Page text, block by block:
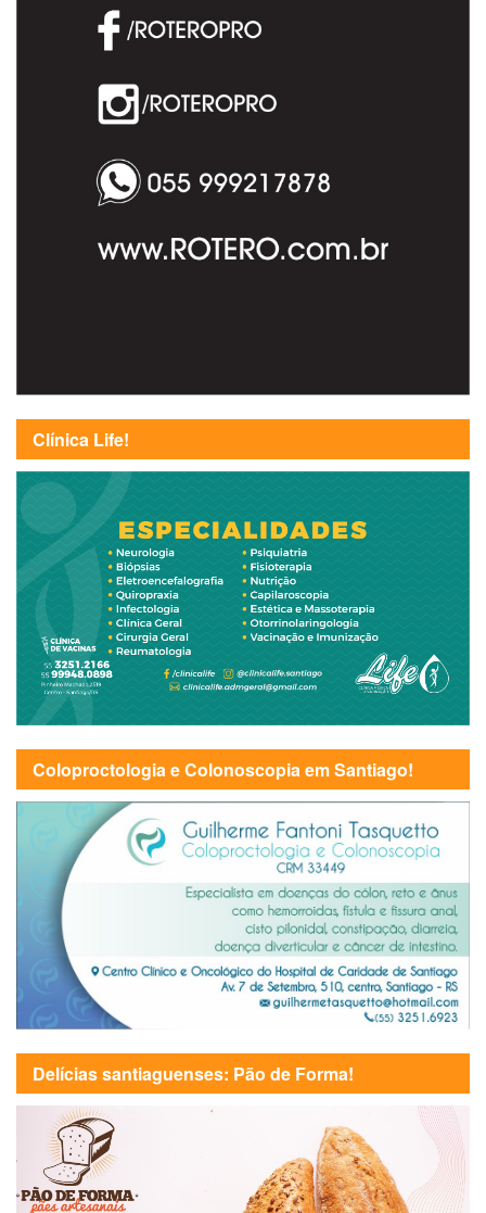
Clínica Life!
Coloproctologia e Colonoscopia em Santiago!
Delícias santiaguenses: Pão de Forma!